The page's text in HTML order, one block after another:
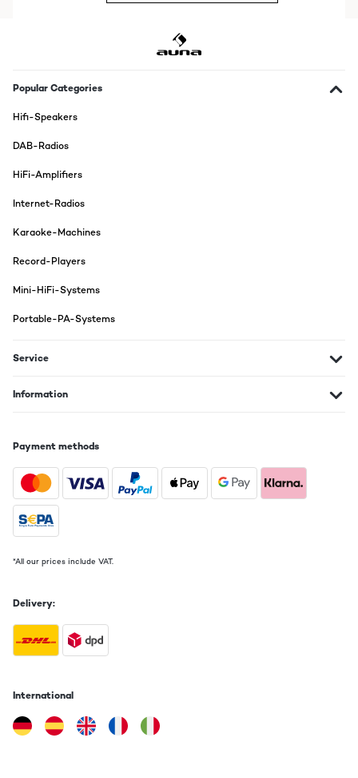
an dem Klang nicht gut fanden.Die Verarbeitung ist relativ
Gerät erfüllt seinen Zweck! Und sieht gut aus!Ein Kassettendeck
fehlt, dann wäre es für mich perfekt.
Amazon-Benutzer
Translate
Der Plattenspieler kommt bereits fast komplett aufgebaut und
Verarbeitung ist ansprechend und hochwertig. Der Ton gefällt
mir sehr gut und die Bluetooth Option ist eine coole Alternative
laufen lassen möchte.
Bedienung und sieht gut aus
Amazon-Benutzer
Translate
Ce produit est d'une qualité très bonne ! Il répond à tous mes
qualité pour une grande pièce. Il a un design très sympa qui ajoute
un petit meuble à un salon moderne ou non. De plus, toutes ses
fonctionnalités sont assez complètes, tout ce qui est nécessaire est
Utilisateur d'Amazon
Translate
Popular Categories
Hifi-Speakers
DAB-Radios
HiFi-Amplifiers
Internet-Radios
Karaoke-Machines
Record-Players
Mini-HiFi-Systems
Portable-PA-Systems
Service
Information
Payment methods
*All our prices include VAT.
Delivery:
International